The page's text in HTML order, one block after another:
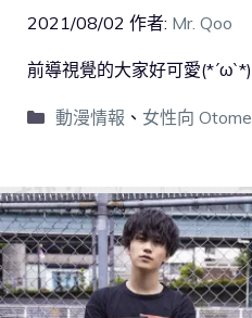
2021/08/02 作者: Mr. Qoo
前導視覺的大家好可愛(*´ω`*)
動漫情報 、 女性向 Otome